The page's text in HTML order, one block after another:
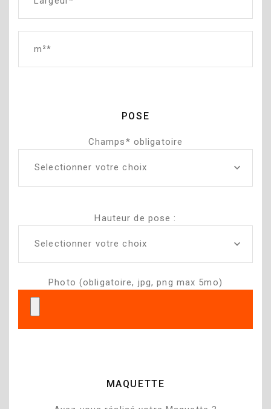
POSE
Champs* obligatoire
Selectionner votre choix
Hauteur de pose :
Selectionner votre choix
Photo (obligatoire, jpg, png max 5mo)
MAQUETTE